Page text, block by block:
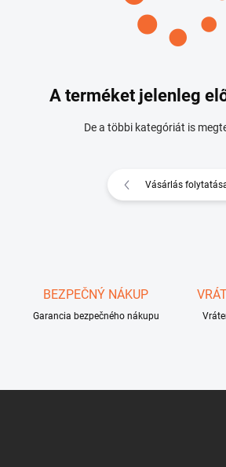
A terméket jelenleg
De a többi kategóriát is
Vásárlás
BEZPEČNÝ NÁKUP
Garancia bezpečného nákupu